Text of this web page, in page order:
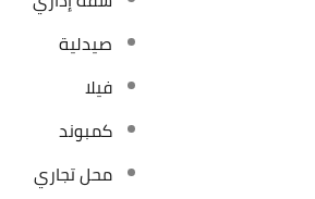
صيدلية
فيلا
كمبوند
محل تجاري